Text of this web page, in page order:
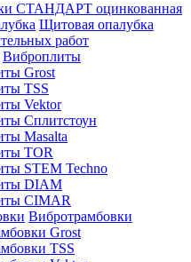
СТАНДАРТ оцинкованная
Щитовая опалубка
работ
Виброплиты
Grost
TSS
Vektor
Сплитстоун
Masalta
TOR
STEM Techno
DIAM
CIMAR
Вибротрамбовки
Grost
TSS